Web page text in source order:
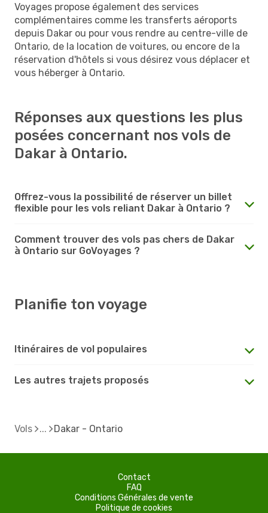
Voyages propose également des services
complémentaires comme les transferts aéroports
depuis Dakar ou pour vous rendre au centre-ville de
Ontario, de la location de voitures, ou encore de la
réservation d'hôtels si vous désirez vous déplacer et
vous héberger à Ontario.
Réponses aux questions les plus
posées concernant nos vols de
Dakar à Ontario.
Offrez-vous la possibilité de réserver un billet
flexible pour les vols reliant Dakar à Ontario ?
Comment trouver des vols pas chers de Dakar
à Ontario sur GoVoyages ?
Planifie ton voyage
Itinéraires de vol populaires
Les autres trajets proposés
Vols Dakar - Ontario
Contact
FAQ
Conditions Générales de vente
Politique de cookies